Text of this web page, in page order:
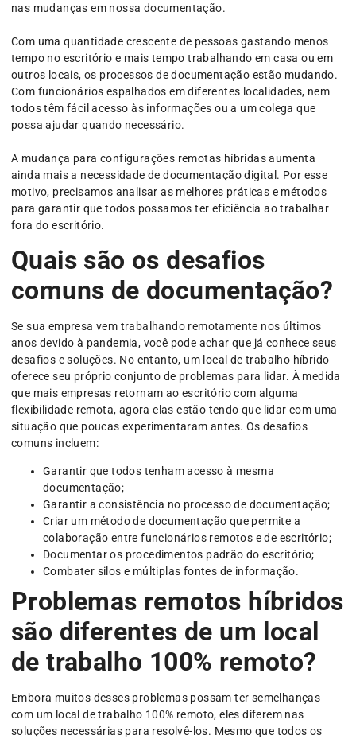
nas mudanças em nossa documentação.
Com uma quantidade crescente de pessoas gastando menos
tempo no escritório e mais tempo trabalhando em casa ou em
outros locais, os processos de documentação estão mudando.
Com funcionários espalhados em diferentes localidades, nem
todos têm fácil acesso às informações ou a um colega que
possa ajudar quando necessário.
A mudança para configurações remotas híbridas aumenta
ainda mais a necessidade de documentação digital. Por esse
motivo, precisamos analisar as melhores práticas e métodos
para garantir que todos possamos ter eficiência ao trabalhar
fora do escritório.
Quais são os desafios
comuns de documentação?
Se sua empresa vem trabalhando remotamente nos últimos
anos devido à pandemia, você pode achar que já conhece seus
desafios e soluções. No entanto, um local de trabalho híbrido
oferece seu próprio conjunto de problemas para lidar. À medida
que mais empresas retornam ao escritório com alguma
flexibilidade remota, agora elas estão tendo que lidar com uma
situação que poucas experimentaram antes. Os desafios
comuns incluem:
Garantir que todos tenham acesso à mesma
documentação;
Garantir a consistência no processo de documentação;
Criar um método de documentação que permite a
colaboração entre funcionários remotos e de escritório;
Documentar os procedimentos padrão do escritório;
Combater silos e múltiplas fontes de informação.
Problemas remotos híbridos
são diferentes de um local
de trabalho 100% remoto?
Embora muitos desses problemas possam ter semelhanças
com um local de trabalho 100% remoto, eles diferem nas
soluções necessárias para resolvê-los. Mesmo que todos os